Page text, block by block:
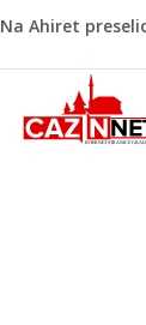
Na Ahiret preselio
protiv Infantina
Hrvatska se
Majka Izeta